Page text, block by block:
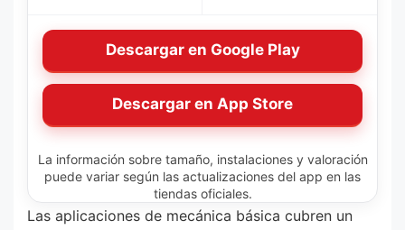
Descargar en Google Play
Descargar en App Store
La información sobre tamaño, instalaciones y valoración
puede variar según las actualizaciones del app en las
tiendas oficiales.
Las aplicaciones de mecánica básica cubren un